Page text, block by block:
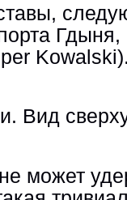
Вид
может